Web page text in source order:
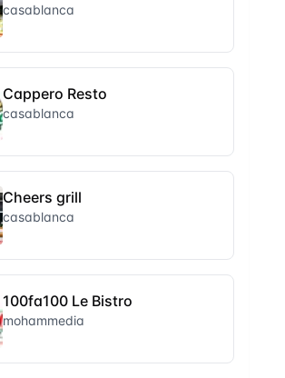
casablanca
Cappero Resto
casablanca
Cheers grill
casablanca
100fa100 Le Bistro
mohammedia